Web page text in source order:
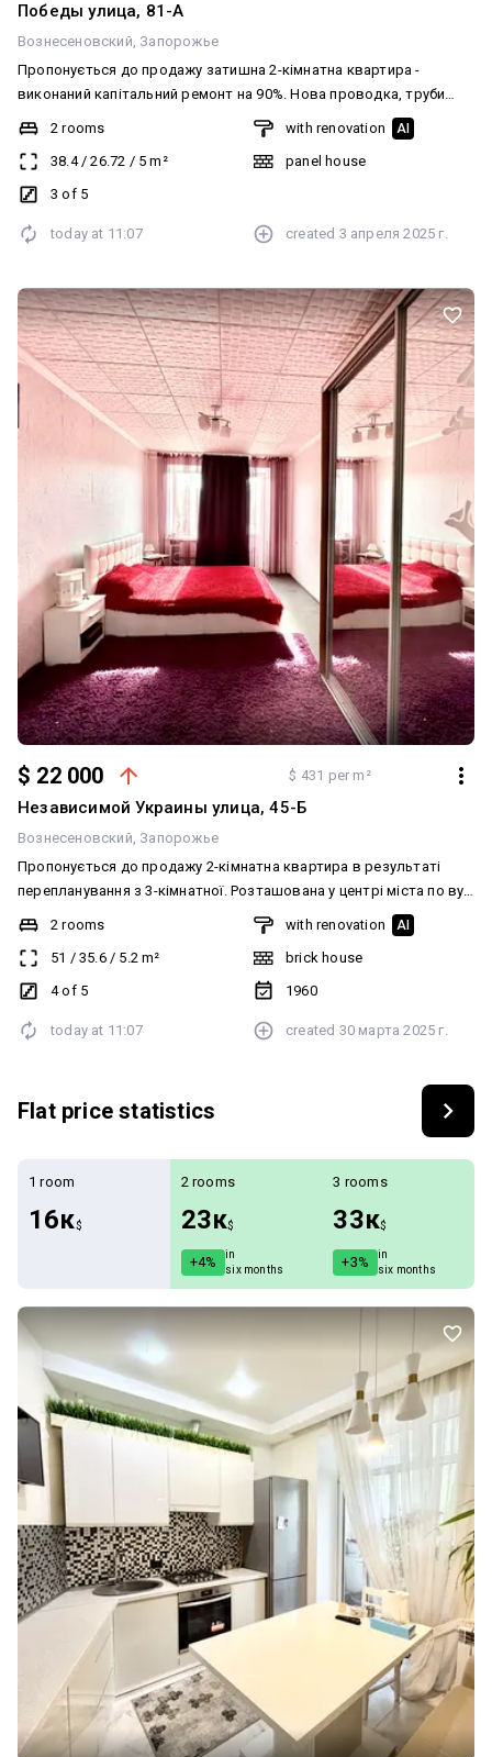
Победы улица, 81-А
Вознесеновский Запорожье
Пропонується до продажу затишна 2-кімнатна квартира -
виконаний капітальний ремонт на 90%. Нова проводка, труби
пластик, балкон євро, стіни поштукатурені та покрашені, поли
плитка та стяжка, вікна МП, нові вхідні двері. У квартирі все
нове. Ремонт робився ,,для себе,,. Третій поверх. Самий центр
міста: во дворі місце для парковки, поруч Амстор, Козак Палац,
2 rooms
38.4/26.72 / 5 m²
3 of 5
with renovation AI
panel house
today at 11:07 created 3 апреля 2025 г.
$ 22 000 $ 431 per m²
Независимой Украины улица, 45-Б
Вознесеновский Запорожье
Пропонується до продажу 2-кімнатна квартира в результаті
перепланування з 3-кімнатної. Розташована у центрі міста по вул
Миру поруч з Критим ринком. Планування: кухня-столова, дві
кімнати, роздільний санвузол. Четвертий поверх у
пʼятиповерховому цегляному будинку. Квартира вільна. Ключі на
угоді.
2 rooms
51 / 35.6/ 5.2m²
4 of 5
with renovation AI
brick house
1960
today at 11:07 created 30 марта 2025 г.
Flat price statistics
1 room
16к$
2 rooms
23к$
+4%
in
six months
3 rooms
33к$
+3%
in
six months